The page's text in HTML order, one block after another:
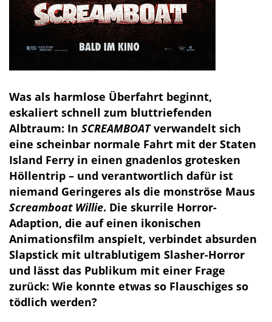
Was als harmlose Überfahrt beginnt,
eskaliert schnell zum bluttriefenden
Albtraum: In SCREAMBOATverwandelt sich
eine scheinbar normale Fahrt mit der Staten
Island Ferry in einen gnadenlos grotesken
Höllentrip – und verantwortlich dafür ist
niemand Geringeres als die monströse Maus
Screamboat Willie. Die skurrile Horror-
Adaption, die auf einen ikonischen
Animationsfilm anspielt, verbindet absurden
Slapstick mit ultrablutigem Slasher-Horror
und lässt das Publikum mit einer Frage
zurück: Wie konnte etwas so Flauschiges so
tödlich werden?